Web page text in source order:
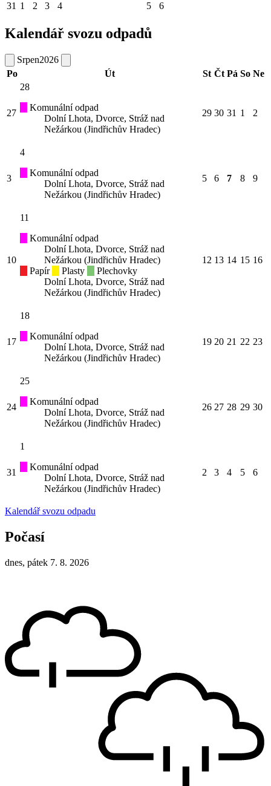
31 1 2 3 4 5 6
Kalendář svozu odpadů
Srpen2026
Po
Út St Čt Pá So Ne
27
28
Komunální odpad
Dolní Lhota, Dvorce, Stráž nad
Nežárkou (Jindřichův Hradec)
29 30 31 1 2
3
4
Komunální odpad
Dolní Lhota, Dvorce, Stráž nad
Nežárkou (Jindřichův Hradec)
5 6 7 8 9
10
11
Komunální odpad
Dolní Lhota, Dvorce, Stráž nad
Nežárkou (Jindřichův Hradec)
Papír
Plasty
Plechovky
Dolní Lhota, Dvorce, Stráž nad
Nežárkou (Jindřichův Hradec)
12 13 14 15 16
17
18
Komunální odpad
Dolní Lhota, Dvorce, Stráž nad
Nežárkou (Jindřichův Hradec)
19 20 21 22 23
24
25
Komunální odpad
Dolní Lhota, Dvorce, Stráž nad
Nežárkou (Jindřichův Hradec)
26 27 28 29 30
31
1
Komunální odpad
Dolní Lhota, Dvorce, Stráž nad
Nežárkou (Jindřichův Hradec)
2 3 4 5 6
Kalendář svozu odpadu
Počasí
dnes, pátek 7. 8. 2026